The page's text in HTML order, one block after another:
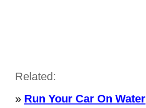
Related:
» Run Your Car On Water